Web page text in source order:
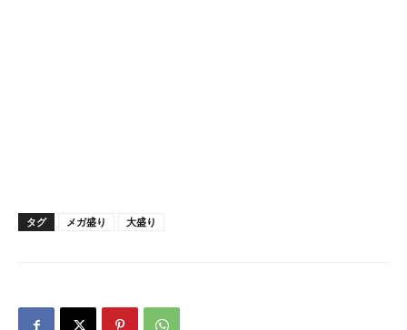
タグ メガ盛り 大盛り